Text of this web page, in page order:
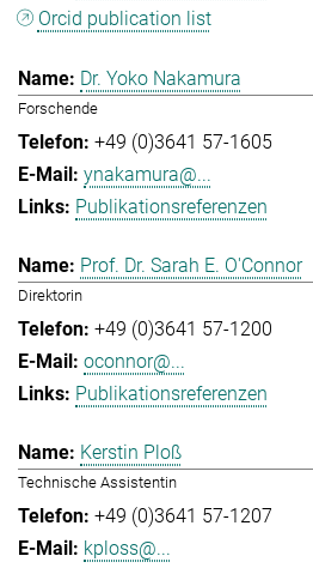
Orcid publication list
Dr. Yoko Nakamura
Forschende
+49 (0)3641 57-1605
ynakamura@...
Publikationsreferenzen
Prof. Dr. Sarah E. O'Connor
Direktorin
+49 (0)3641 57-1200
oconnor@...
Publikationsreferenzen
Kerstin Ploß
Technische Assistentin
+49 (0)3641 57-1207
kploss@...